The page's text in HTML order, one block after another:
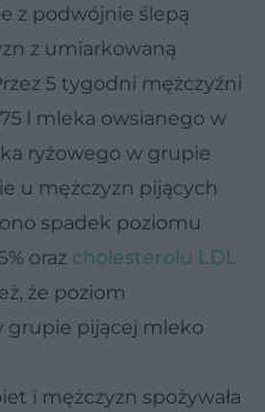
z podwójnie ślepą
z umiarkowaną
5 tygodni mężczyźni
l mleka owsianego w
ryżowego w grupie
u mężczyzn pijących
spadek poziomu
oraz cholesterolu LDL
że poziom
grupie pijącej mleko
i mężczyzn spożywała